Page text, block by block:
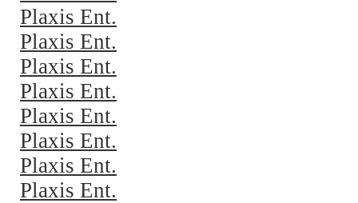
Plaxis Ent.
Plaxis Ent.
Plaxis Ent.
Plaxis Ent.
Plaxis Ent.
Plaxis Ent.
Plaxis Ent.
Plaxis Ent.